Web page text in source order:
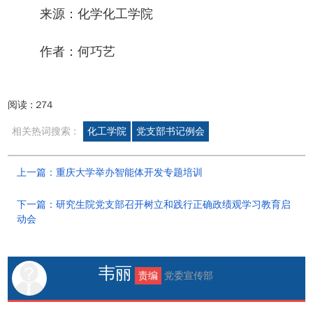
来源：化学化工学院
作者：何巧艺
阅读 :274
相关热词搜索 : 化工学院 党支部书记例会
上一篇：重庆大学举办智能体开发专题培训
下一篇：研究生院党支部召开树立和践行正确政绩观学习教育启
动会
韦丽 责编 党委宣传部